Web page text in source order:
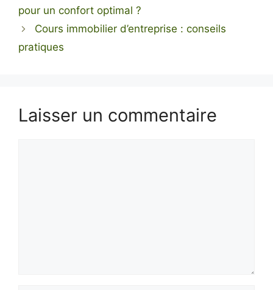
pour un confort optimal ?
Cours immobilier d’entreprise : conseils
pratiques
Laisser un commentaire